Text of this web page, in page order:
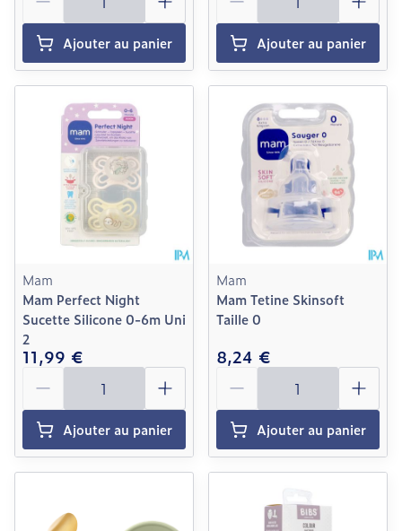
Ajouter au panier Ajouter au panier
Mam
Mam Perfect Night
Sucette Silicone 0-6m Uni
2
11,99 €
Quantité
Ajouter au panier
Mam
Mam Tetine Skinsoft
Taille 0
8,24 €
Quantité
Ajouter au panier